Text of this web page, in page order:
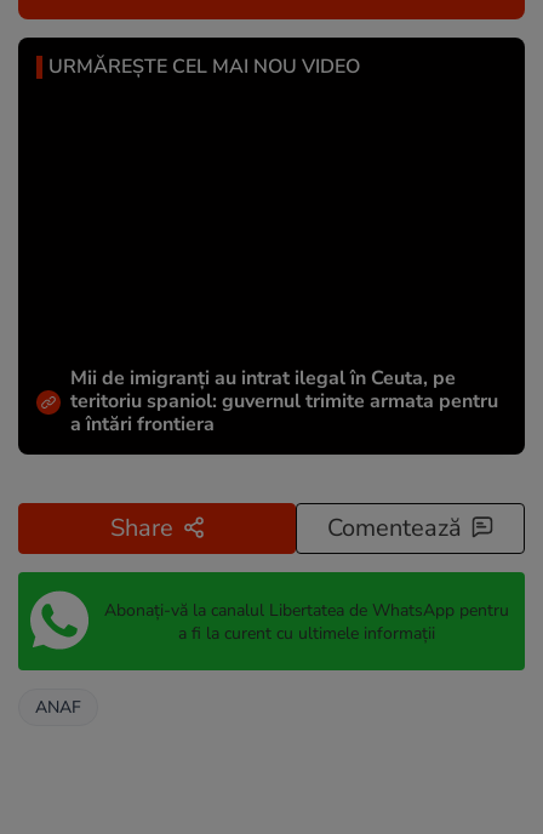
URMĂREȘTE CEL MAI NOU VIDEO
Mii de imigranți au intrat ilegal în Ceuta, pe
teritoriu spaniol: guvernul trimite armata pentru
a întări frontiera
Share Comentează
Abonați-vă la canalul Libertatea de WhatsApp pentru
a fi la curent cu ultimele informații
ANAF